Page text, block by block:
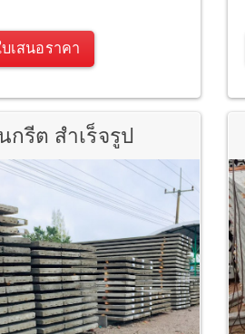
เสนอราคา
รีต สำเร็จรูป